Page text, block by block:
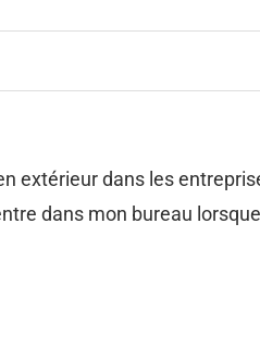
extérieur dans les
dans mon bureau